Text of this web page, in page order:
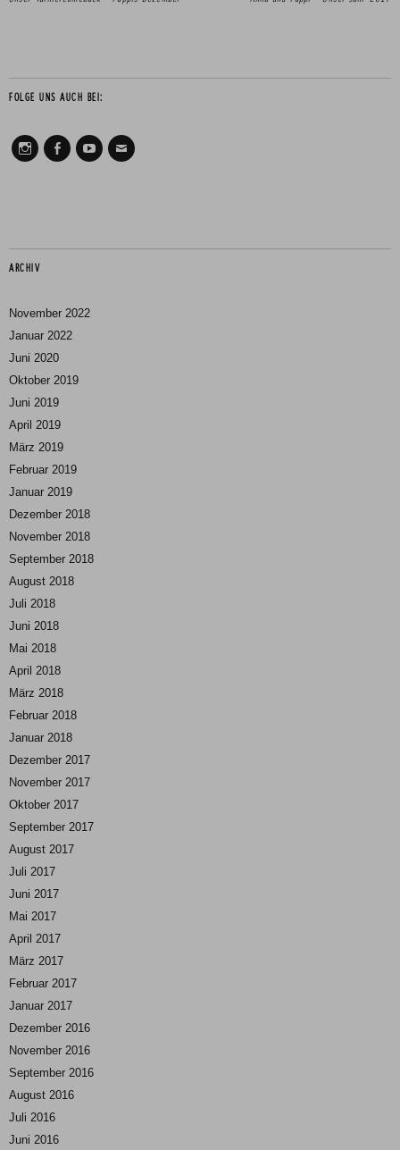
FOLGE UNS AUCH BEI:
ARCHIV
November 2022
Januar 2022
Juni 2020
Oktober 2019
Juni 2019
April 2019
März 2019
Februar 2019
Januar 2019
Dezember 2018
November 2018
September 2018
August 2018
Juli 2018
Juni 2018
Mai 2018
April 2018
März 2018
Februar 2018
Januar 2018
Dezember 2017
November 2017
Oktober 2017
September 2017
August 2017
Juli 2017
Juni 2017
Mai 2017
April 2017
März 2017
Februar 2017
Januar 2017
Dezember 2016
November 2016
September 2016
August 2016
Juli 2016
Juni 2016